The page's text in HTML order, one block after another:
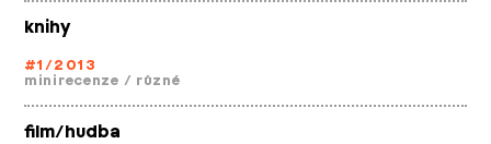
knihy
#1/2013
minirecenze / různé
film/hudba